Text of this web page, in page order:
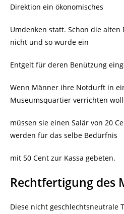
Direktion ein ökonomisches
Umdenken statt. Schon die alten
nicht und so wurde ein
Entgelt für deren Benützung
Wenn Männer ihre Notdurft in
Museumsquartier verrichten
müssen sie einen Salär von 20
werden für das selbe Bedürfnis
mit 50 Cent zur Kassa gebeten.
Rechtfertigung des
Diese nicht geschlechtsneutrale